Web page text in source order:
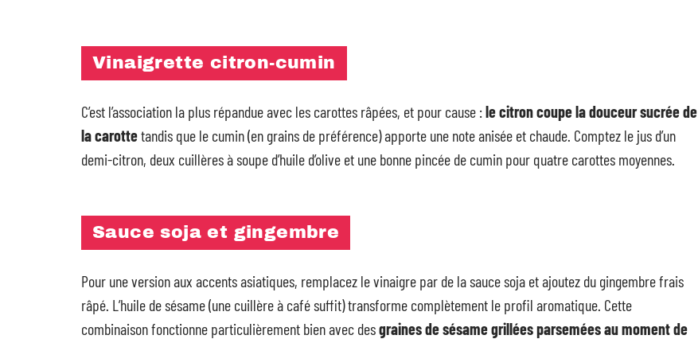
Vinaigrette citron-cumin
C’est l’association la plus répandue avec les carottes râpées, et pour cause :le citron coupe la douceur sucrée de
la carottetandis que le cumin (en grains de préférence) apporte une note anisée et chaude. Comptez le jus d’un
demi-citron, deux cuillères à soupe d’huile d’olive et une bonne pincée de cumin pour quatre carottes moyennes.
Sauce soja et gingembre
Pour une version aux accents asiatiques, remplacez le vinaigre par de la sauce soja et ajoutez du gingembre frais
râpé. L’huile de sésame (une cuillère à café suffit) transforme complètement le profil aromatique. Cette
combinaison fonctionne particulièrement bien avec desgraines de sésame grillées parsemées au moment de